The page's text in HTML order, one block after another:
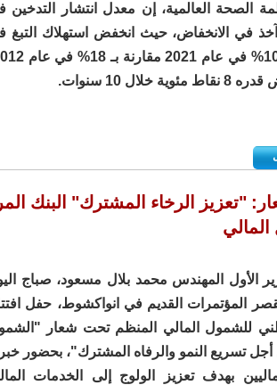
الصحة العالمية، إن معدل انتشار التدخين
آخذ في الانخفاض، حيث انخفض استهلاك التبغ
خلال 10 سنوات.
"تعزيز الرخاء المشترك" البنك
الأول المهندس محمد بلال مسعود، صباج
المؤتمرات القديم في انواكشوط، حفل
للشمول المالي المنظم تحت شعار
أجل تسريع النمو والرفاه المشترك"، بحضور
بهدف تعزيز الولوج إلى الخدمات